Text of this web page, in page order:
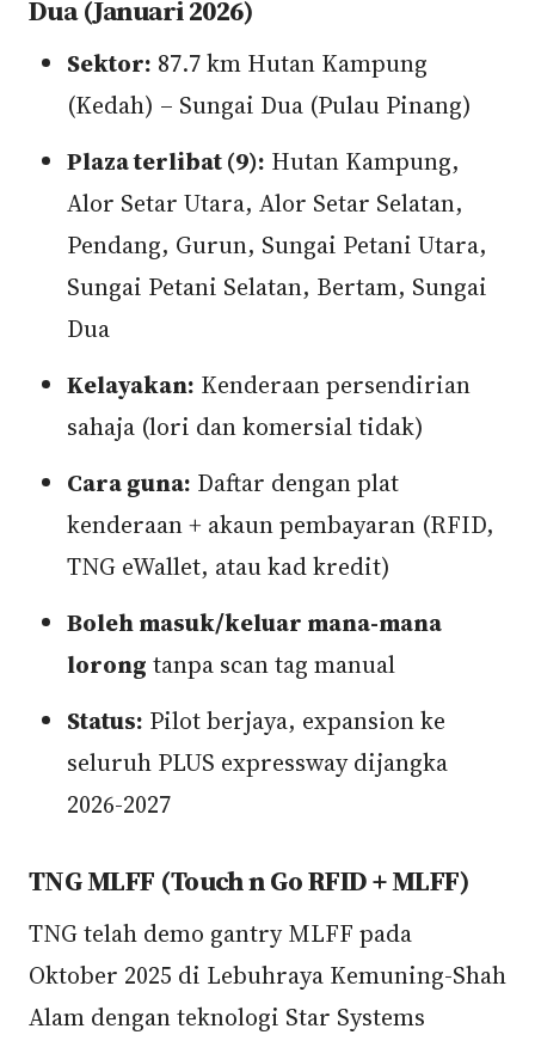
Dua (Januari 2026)
Sektor: 87.7 km Hutan Kampung
(Kedah) – Sungai Dua (Pulau Pinang)
Plaza terlibat (9): Hutan Kampung,
Alor Setar Utara, Alor Setar Selatan,
Pendang, Gurun, Sungai Petani Utara,
Sungai Petani Selatan, Bertam, Sungai
Dua
Kelayakan: Kenderaan persendirian
sahaja (lori dan komersial tidak)
Cara guna: Daftar dengan plat
kenderaan + akaun pembayaran (RFID,
TNG eWallet, atau kad kredit)
Boleh masuk/keluar mana-mana
lorong tanpa scan tag manual
Status: Pilot berjaya, expansion ke
seluruh PLUS expressway dijangka
2026-2027
TNG MLFF (Touch n Go RFID + MLFF)
TNG telah demo gantry MLFF pada
Oktober 2025 di Lebuhraya Kemuning-Shah
Alam dengan teknologi Star Systems